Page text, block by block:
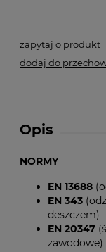
zapytaj o produkt
dodaj do
Opis
NORMY
EN 13688
EN 343
deszczem)
EN 20347
zawodowe)